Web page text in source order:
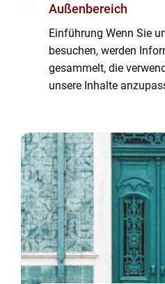
Außenbereich
Einführung Wenn Sie
besuchen, werden
gesammelt, die
unsere Inhalte
Sie keine Erfassung